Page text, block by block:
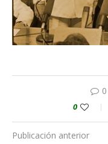
0
Publicación anterior